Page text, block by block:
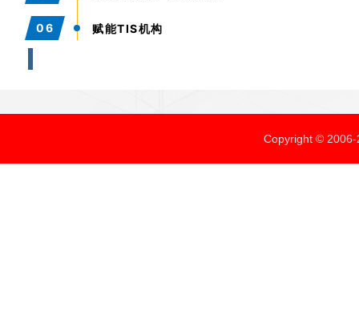
06 赋能TIS机构
Copyright ©